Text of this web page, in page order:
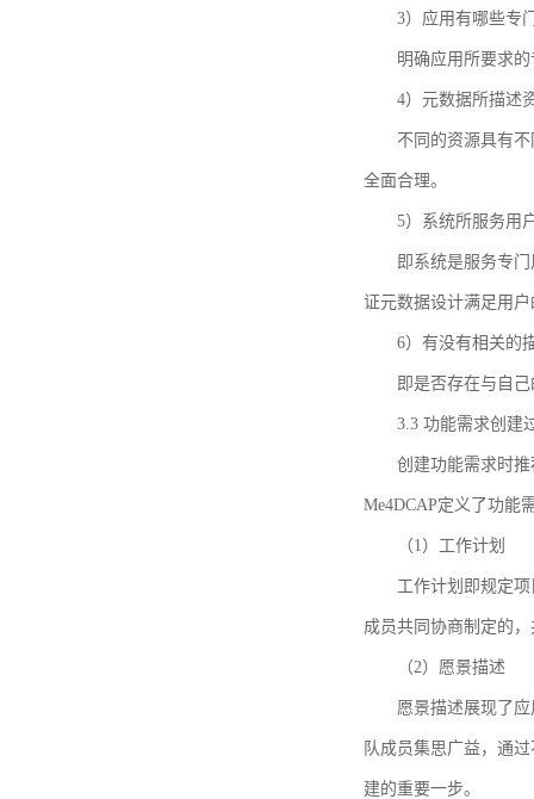
3）应用有哪些专
明确应用所要求
4）元数据所描述
不同的资源具有
全面合理。
5）系统所服务用
即系统是服务专
证元数据设计满足用
6）有没有相关的
即是否存在与自
3.3 功能需求创建
创建功能需求时推
Me4DCAP定义了功能
（1）工作计划
工作计划即规定
成员共同协商制定的
（2）愿景描述
愿景描述展现了
队成员集思广益，通
建的重要一步。